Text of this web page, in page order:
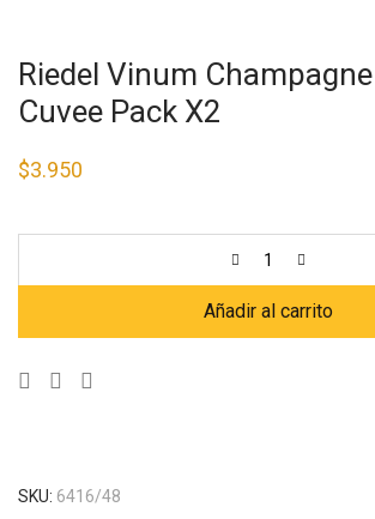
Riedel Vinum
Cuvee Pack X2
$3.950
Añadir al carrito
SKU: 6416/48